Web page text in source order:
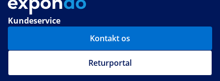
Kundeservice
Kontakt os
Returportal